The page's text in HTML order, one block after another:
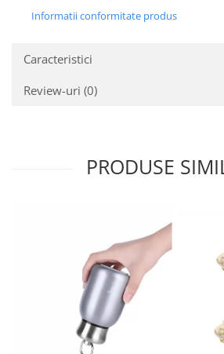
Informatii conformitate produs
Caracteristici
Review-uri (0)
PRODUSE